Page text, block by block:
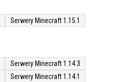
Serwery Minecraft 1.15.1
Serwery Minecraft 1.14.3
Serwery Minecraft 1.14.1